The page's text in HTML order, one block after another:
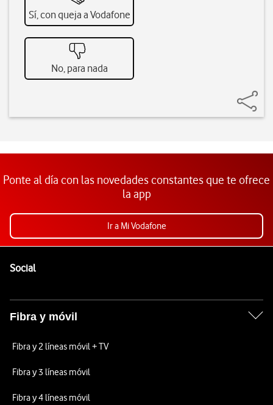
Sí, con queja a Vodafone
No, para nada
Ponte al día con las novedades constantes que te ofrece
la app
Ir a Mi Vodafone
SocialEnlaces a las redes sociales de Vodafone
Fibra y móvil
Fibra y 2 líneas móvil + TV
Fibra y 3 líneas móvil
Fibra y 4 líneas móvil